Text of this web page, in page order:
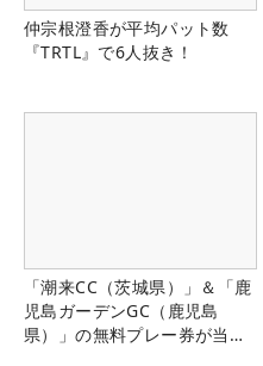
仲宗根澄香が平均パット数
『TRTL』で6人抜き！
「潮来CC（茨城県）」＆「鹿
児島ガーデンGC（鹿児島
県）」の無料プレー券が当た